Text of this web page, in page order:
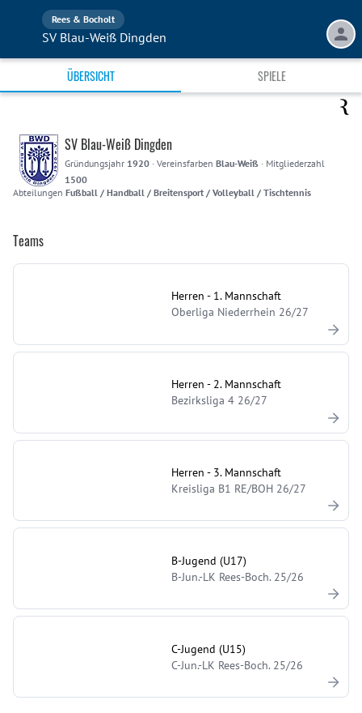
Rees & Bocholt
SV Blau-Weiß Dingden
ÜBERSICHT SPIELE
SV Blau-Weiß Dingden
Gründungsjahr 1920 · Vereinsfarben Blau-Weiß · Mitgliederzahl
1500
Abteilungen Fußball / Handball / Breitensport / Volleyball / Tischtennis
Teams
Herren - 1. Mannschaft
Oberliga Niederrhein 26/27
Herren - 2. Mannschaft
Bezirksliga 4 26/27
Herren - 3. Mannschaft
Kreisliga B1 RE/BOH 26/27
B-Jugend (U17)
B-Jun.-LK Rees-Boch. 25/26
C-Jugend (U15)
C-Jun.-LK Rees-Boch. 25/26